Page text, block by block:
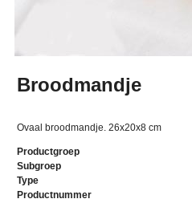
Broodmandje
Ovaal broodmandje. 26x20x8 cm
Productgroep
Subgroep
Type
Productnummer